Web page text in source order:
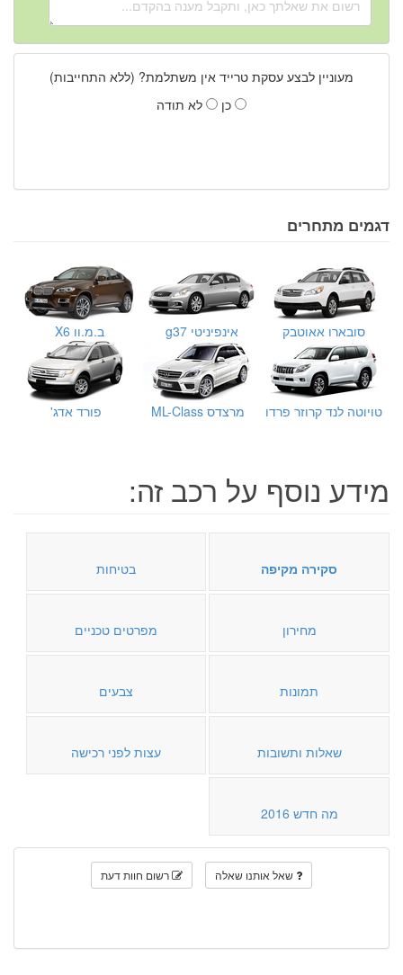
מעוניין לבצע עסקת טרייד אין משתלמת? (ללא התחייבות)
כן
לא תודה
דגמים מתחרים
סובארו אאוטבק אינפיניטי g37 ב.מ.וו X6
טויוטה לנד קרוזר פרדו מרצדס ML-Class פורד אדג'
מידע נוסף על רכב זה:
סקירה מקיפה בטיחות
מחירון מפרטים טכניים
תמונות צבעים
שאלות ותשובות עצות לפני רכישה
מה חדש 2016
שאל אותנו שאלה רשום חוות דעת